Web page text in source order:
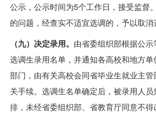
公示，公示时间为5个工作日，接受监督
的问题，经查实不适宜选调的，予以取消
（九）决定录用。 由省委组织部根据公
选调生录用名单，并通知各高校和地方
部门，由有关高校会同省毕业生就业主
关手续。选调生名单确定后，被录用人
排，未经省委组织部、省教育厅同意不得